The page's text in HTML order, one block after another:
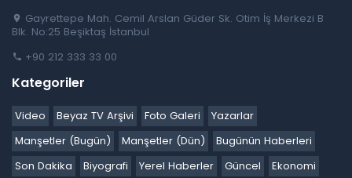
Gayrettepe Mah. Cemil Arslan Güder Sk. Otim İş Merkezi B
Blk. No:25 Beşiktaş İstanbul
+90 212 333 33 00
Kategoriler
Video Beyaz TV Arşivi Foto Galeri
Yazarlar
Manşetler (Bugün)
Manşetler (Dün)
Bugünün Haberleri
Son Dakika
Biyografi Yerel Haberler Güncel
Ekonomi